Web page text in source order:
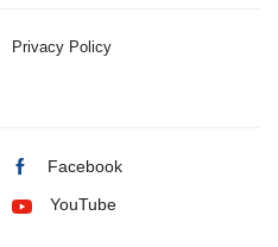
Privacy Policy
Facebook
YouTube